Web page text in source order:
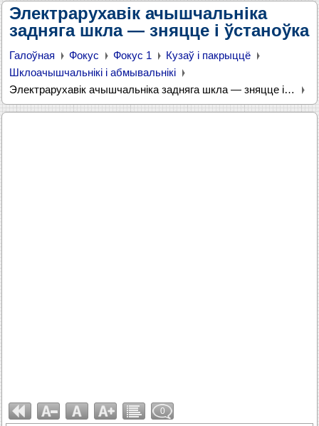
Электрарухавік ачышчальніка
задняга шкла — зняцце і ўстаноўка
Галоўная Фокус Фокус 1
Кузаў і пакрыццё
Шклоачышчальнікі і абмывальнікі
Электрарухавік ачышчальніка задняга шкла — зняцце і ўстаноўка
0